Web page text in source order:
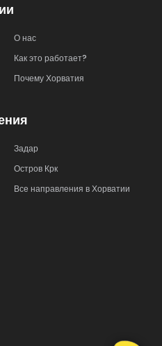
О нас
Как это работает?
Почему Хорватия
Задар
Остров Крк
Все направления в Хорватии